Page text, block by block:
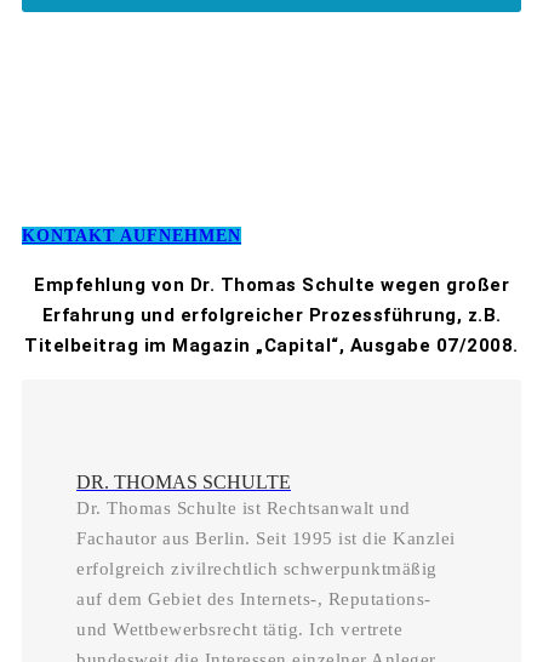
KONTAKT AUFNEHMEN
Empfehlung von Dr. Thomas Schulte wegen großer
Erfahrung und erfolgreicher Prozessführung, z.B.
Titelbeitrag im Magazin „Capital“, Ausgabe 07/2008.
DR. THOMAS SCHULTE
Dr. Thomas Schulte ist Rechtsanwalt und
Fachautor aus Berlin. Seit 1995 ist die Kanzlei
erfolgreich zivilrechtlich schwerpunktmäßig
auf dem Gebiet des Internets-, Reputations-
und Wettbewerbsrecht tätig. Ich vertrete